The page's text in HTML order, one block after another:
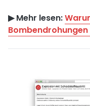
▶︎ Mehr lesen: